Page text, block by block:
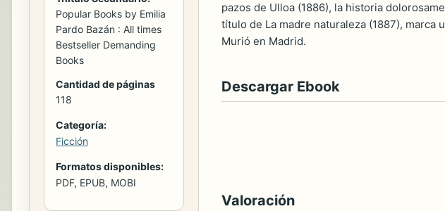
Popular Books by Emilia
Pardo Bazán : All times
Bestseller Demanding
Books
Cantidad de páginas
118
Categoría:
Ficción
Formatos disponibles:
PDF, EPUB, MOBI
pazos de Ulloa (1886), la historia
título de La madre naturaleza (1887),
Murió en Madrid.
Descargar Ebook
Valoración